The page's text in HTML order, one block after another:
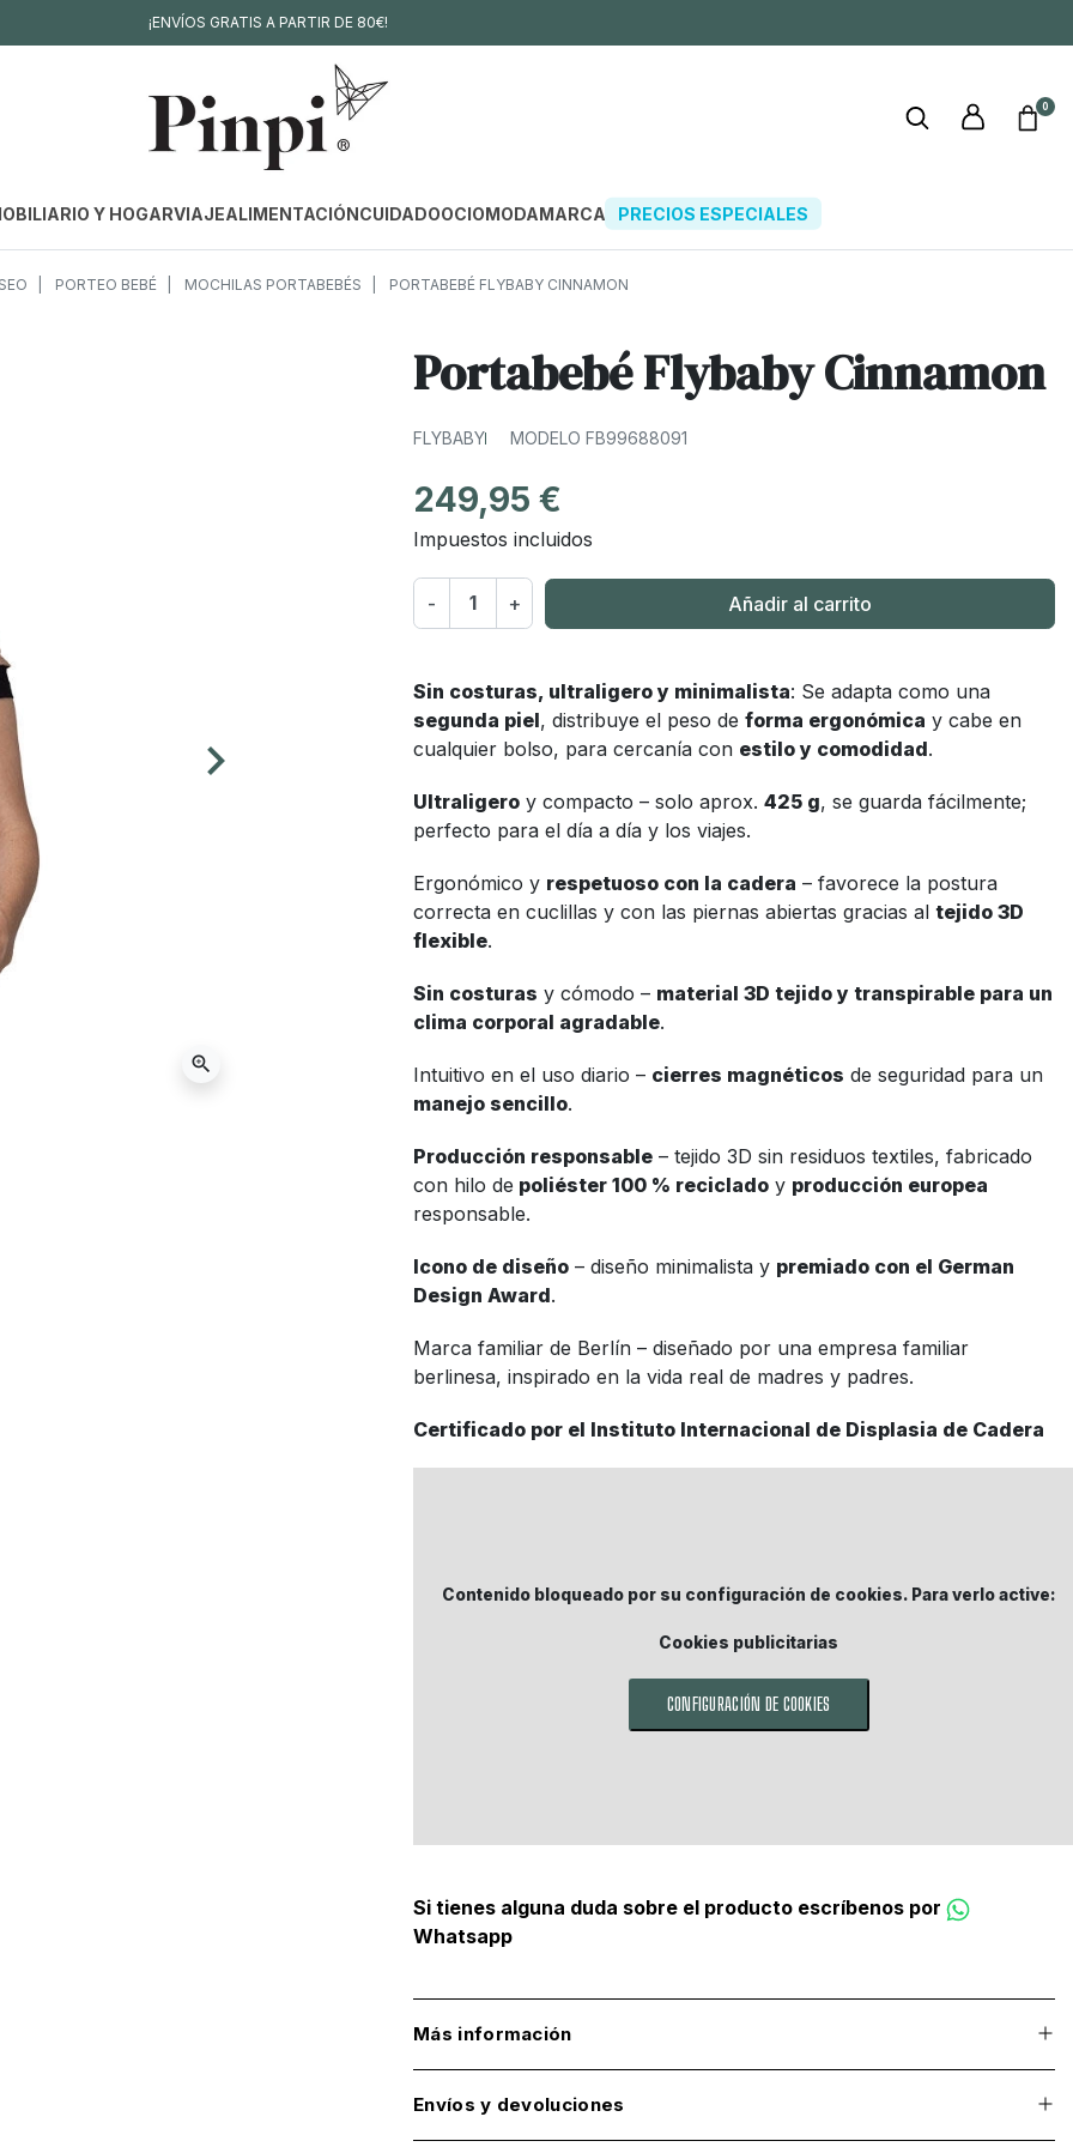
¡ENVÍOS GRATIS A PARTIR DE 80€!
0
Y HOGARVIAJEALIMENTACIÓNCUIDADOOCIOMODAMARCAS PRECIOS ESPECIALES
PORTEO BEBÉ MOCHILAS PORTABEBÉS PORTABEBÉ FLYBABY CINNAMON
Siguiente
keyboard_arrow_right
zoom_in
Portabebé Flybaby Cinnamon
FLYBABY MODELO FB99688091
249,95 €
Impuestos incluidos
- + Añadir al carrito
Sin costuras, ultraligero y minimalista: Se adapta como una
segunda piel, distribuye el peso deforma ergonómica y cabe en
cualquier bolso, para cercanía con estilo y comodidad.
Ultraligero y compacto – solo aprox.425 g, se guarda fácilmente;
perfecto para el día a día y los viajes.
Ergonómico y respetuoso con la cadera – favorece la postura
correcta en cuclillas y con las piernas abiertas gracias altejido 3D
flexible.
Sin costuras y cómodo – material 3D tejido y transpirable para un
clima corporal agradable.
Intuitivo en el uso diario – cierres magnéticos de seguridad para un
manejo sencillo.
Producción responsable – tejido 3D sin residuos textiles, fabricado
con hilo de poliéster 100 % reciclado y producción europea
responsable.
Icono de diseño – diseño minimalista y premiado con el German
Design Award.
Marca familiar de Berlín – diseñado por una empresa familiar
berlinesa, inspirado en la vida real de madres y padres.
Certificado por el Instituto Internacional de Displasia de Cadera
Contenido bloqueado por su configuración de cookies. Para verlo active:
Cookies publicitarias
CONFIGURACIÓN DE COOKIES
Si tienes alguna duda sobre el producto escríbenos por
Whatsapp
Más información
Envíos y devoluciones